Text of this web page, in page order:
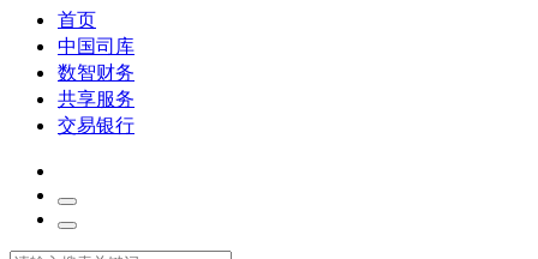
首页
中国司库
数智财务
共享服务
交易银行